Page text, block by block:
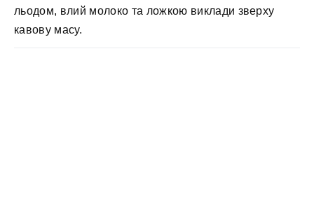
льодом, влий молоко та ложкою виклади зверху
кавову масу.